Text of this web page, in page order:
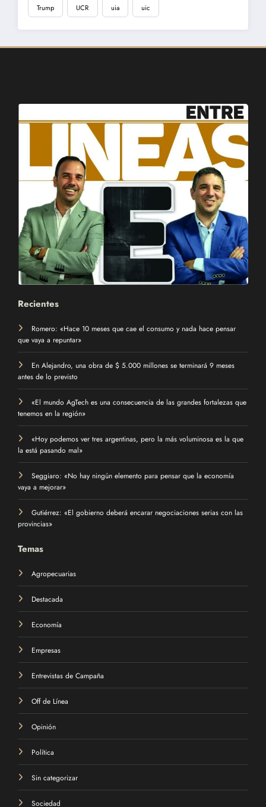
Trump UCR uia uic
Recientes
Romero: «Hace 10 meses que cae el consumo y nada hace pensar
que vaya a repuntar»
En Alejandro, una obra de $ 5.000 millones se terminará 9 meses
antes de lo previsto
«El mundo AgTech es una consecuencia de las grandes fortalezas que
tenemos en la región»
«Hoy podemos ver tres argentinas, pero la más voluminosa es la que
la está pasando mal»
Seggiaro: «No hay ningún elemento para pensar que la economía
vaya a mejorar»
Gutiérrez: «El gobierno deberá encarar negociaciones serias con las
provincias»
Temas
Agropecuarias
Destacada
Economía
Empresas
Entrevistas de Campaña
Off de Línea
Opinión
Política
Sin categorizar
Sociedad